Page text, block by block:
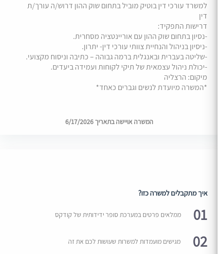
למשרד עורכי דין בוטיק מוביל בתחום שוק ההון דרוש/ה עורך/ת
דין
דרישות התפקיד:
-נסיון בתחום שוק ההון עם אוריינטציה מסחרית.
-ניסיון בניהול והנחיית צוותי עורכי דין- יתרון.
-שליטה בעברית ובאנגלית ברמה גבוהה – כתיבה וניסוח מקצועי.
-יכולת ניהול עצמאית של תיקי לקוחות ועמידה ביעדים.
מיקום: הרצליה
*המשרה מיועדת לנשים וגברים כאחד*
המשרה אויישה בתאריך 6/17/2026
איך מתקבלים למשרה כזו?
01 ממלאים פרטים במערכת סופר ידידותית של קודקס
02 מגישים מועמדות למשרות שעושות לכם את זה